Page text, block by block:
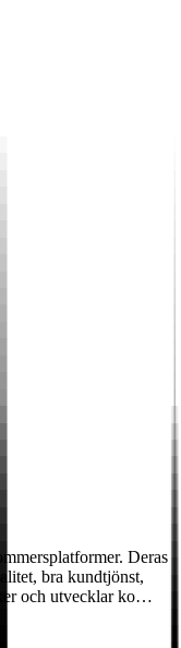
Deras
bra kundtjönst,
och utvecklar ko…